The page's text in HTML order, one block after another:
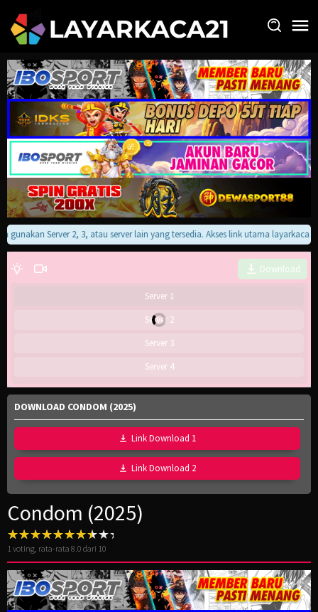
konten
Server 2, 3, atau server lain yang tersedia. Akses link utama layarkaca
Download
Server 1
Server 2
Server 3
Server 4
DOWNLOAD CONDOM (2025)
Link Download 1
Link Download 2
Condom (2025)
1voting, rata-rata 8.0 dari 10